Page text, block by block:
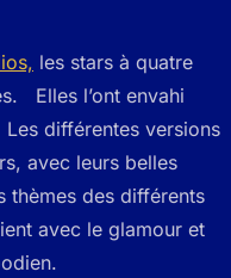
les stars à quatre
Elles l’ont envahi
différentes versions
avec leurs belles
thèmes des différents
avec le glamour et